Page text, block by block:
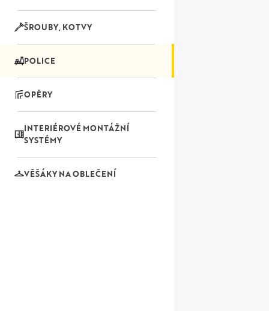
ŠROUBY, KOTVY
POLICE
OPĚRY
INTERIÉROVÉ ​​MONTÁŽNÍ
SYSTÉMY
VĚŠÁKY NA OBLEČENÍ